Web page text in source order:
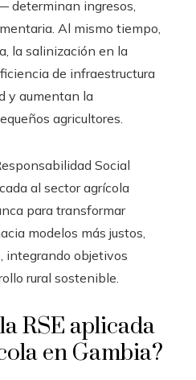
determinan ingresos,
Al mismo tiempo,
la salinización en la
de infraestructura
y aumentan la
agricultores.
Social
al sector agrícola
para transformar
modelos más justos,
integrando objetivos
rural sostenible.
RSE aplicada
en Gambia?